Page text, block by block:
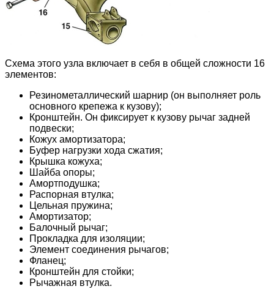
Схема этого узла включает в себя в общей сложности 16
элементов:
Резинометаллический шарнир (он выполняет роль
основного крепежа к кузову);
Кронштейн. Он фиксирует к кузову рычаг задней
подвески;
Кожух амортизатора;
Буфер нагрузки хода сжатия;
Крышка кожуха;
Шайба опоры;
Амортподушка;
Распорная втулка;
Цельная пружина;
Амортизатор;
Балочный рычаг;
Прокладка для изоляции;
Элемент соединения рычагов;
Фланец;
Кронштейн для стойки;
Рычажная втулка.